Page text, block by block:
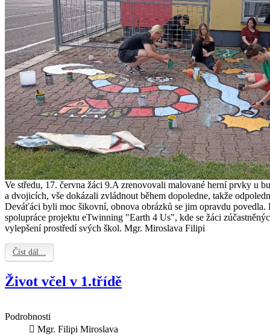
Ve středu, 17. června žáci 9.A zrenovovali malované herní prvky u
a dvojicích, vše dokázali zvládnout během dopoledne, takže
Deváťáci byli moc šikovní, obnova obrázků se jim opravdu povedla.
spolupráce projektu eTwinning "Earth 4 Us", kde se žáci
vylepšení prostředí svých škol. Mgr. Miroslava Filipi
Číst dál...
Život včel v 1.třídě
Podrobnosti
Mgr. Filipi Miroslava